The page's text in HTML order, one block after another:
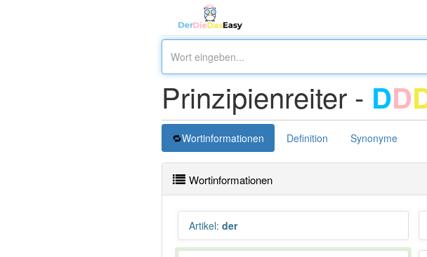
Prinzipienreiter - DD
Wortinformationen Definition Synonyme
Wortinformationen
Artikel: der